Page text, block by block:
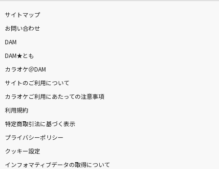
サイトマップ
お問い合わせ
DAM
DAM★とも
カラオケ＠DAM
サイトのご利用について
カラオケご利用にあたっての注意事項
利用規約
特定商取引法に基づく表示
プライバシーポリシー
クッキー設定
インフォマティブデータの取得について